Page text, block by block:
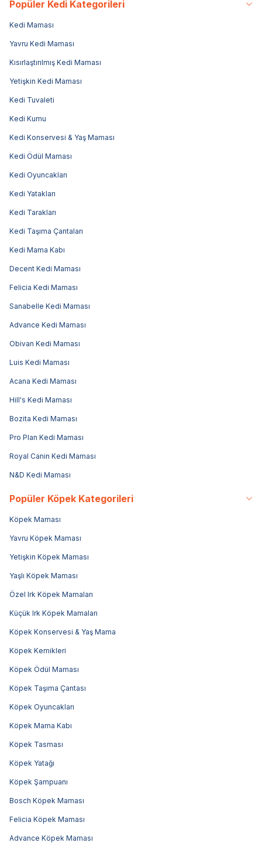
Popüler Kedi Kategorileri
Kedi Maması
Yavru Kedi Maması
Kısırlaştırılmış Kedi Maması
Yetişkin Kedi Maması
Kedi Tuvaleti
Kedi Kumu
Kedi Konservesi & Yaş Maması
Kedi Ödül Maması
Kedi Oyuncakları
Kedi Yatakları
Kedi Tarakları
Kedi Taşıma Çantaları
Kedi Mama Kabı
Decent Kedi Maması
Felicia Kedi Maması
Sanabelle Kedi Maması
Advance Kedi Maması
Obivan Kedi Maması
Luis Kedi Maması
Acana Kedi Maması
Hill's Kedi Maması
Bozita Kedi Maması
Pro Plan Kedi Maması
Royal Canin Kedi Maması
N&D Kedi Maması
Popüler Köpek Kategorileri
Köpek Maması
Yavru Köpek Maması
Yetişkin Köpek Maması
Yaşlı Köpek Maması
Özel Irk Köpek Mamaları
Küçük Irk Köpek Mamaları
Köpek Konservesi & Yaş Mama
Köpek Kemikleri
Köpek Ödül Maması
Köpek Taşıma Çantası
Köpek Oyuncakları
Köpek Mama Kabı
Köpek Tasması
Köpek Yatağı
Köpek Şampuanı
Bosch Köpek Maması
Felicia Köpek Maması
Advance Köpek Maması